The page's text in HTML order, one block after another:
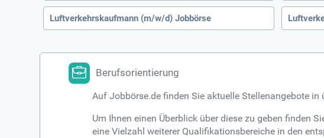
Luftverkehrskaufmann (m/w/d) Jobbörse
Berufsorientierung
Auf Jobbörse.de finden Sie aktuelle Stellenangebote
Um Ihnen einen Überblick über diese zu geben finden
eine Vielzahl weiterer Qualifikationsbereiche in den